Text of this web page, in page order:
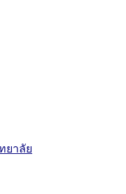
ยาลัย